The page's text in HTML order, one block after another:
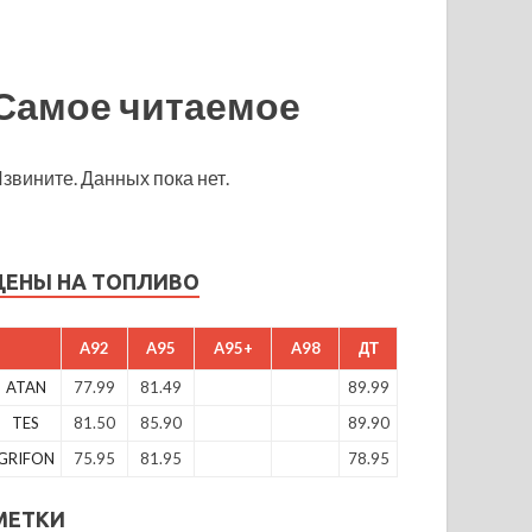
читаемое
Данных пока нет.
НА ТОПЛИВО
A92 A95 A95+ A98 ДТ
ATAN 77.99 81.49
89.99
TES
81.50 85.90
89.90
75.95 81.95 78.95